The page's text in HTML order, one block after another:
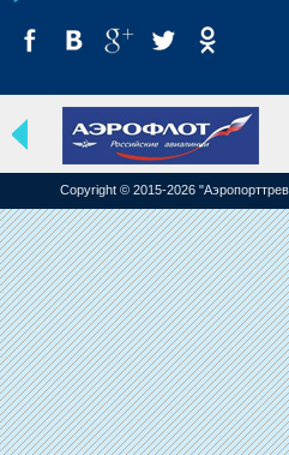
Copyright © 2015-2026